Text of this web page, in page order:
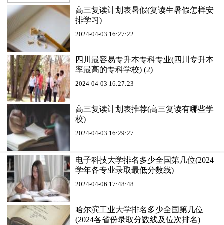
高三复读计划表暑假(复读生暑假怎样安
排学习)
2024-04-03 16:27:22
四川最容易专升本专科专业(四川专升本
率最高的专科学校) (2)
2024-04-03 16:27:23
高三复读计划表推荐(高三复读有哪些学
校)
2024-04-03 16:29:27
电子科技大学排名多少全国第几位(2024
学年各专业录取最低分数线)
2024-04-06 17:48:48
哈尔滨工业大学排名多少全国第几位
(2024各省份录取分数线及位次排名)